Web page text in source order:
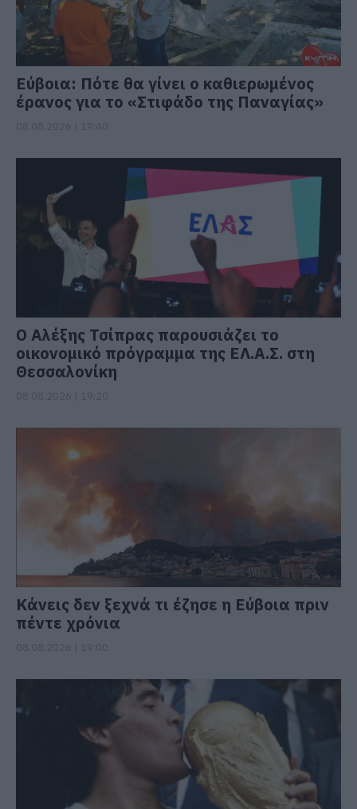
Εύβοια: Πότε θα γίνει ο καθιερωμένος
έρανος για το «Στιφάδο της Παναγίας»
Ο Αλέξης Τσίπρας παρουσιάζει το
οικονομικό πρόγραμμα της ΕΛ.Α.Σ. στη
Θεσσαλονίκη
Κάνεις δεν ξεχνά τι έζησε η Εύβοια πριν
πέντε χρόνια